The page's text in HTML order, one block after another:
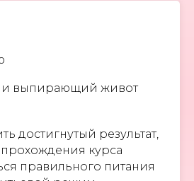
и выпирающий живот
достигнутый результат,
прохождения курса
правильного питания